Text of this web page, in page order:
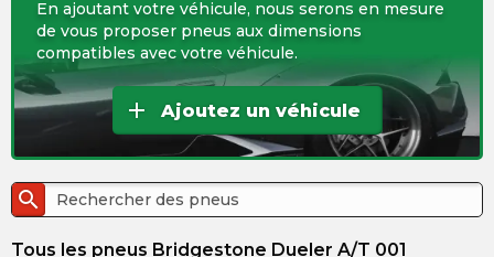
En ajoutant votre véhicule, nous serons en mesure
de vous proposer pneus aux dimensions
compatibles avec votre véhicule.
add Ajoutez un véhicule
search
Tous les pneus Bridgestone Dueler A/T 001